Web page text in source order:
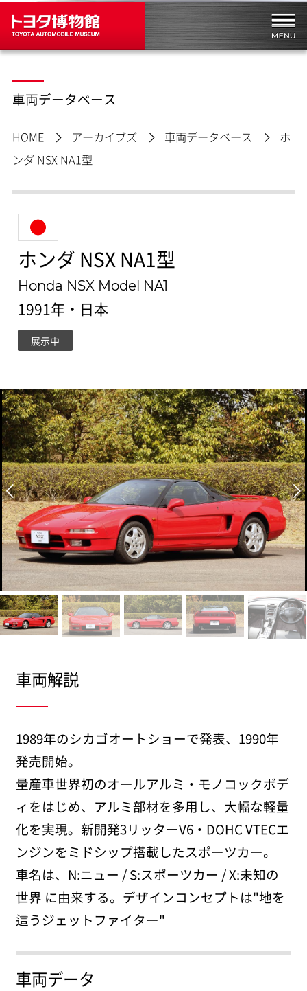
車両データベース
HOME アーカイブズ 車両データベース
ホ
ンダ NSX NA1型
ホンダ NSX NA1型
Honda NSX Model NA1
1991年・日本
展示中
 
車両解説
1989年のシカゴオートショーで発表、1990年
発売開始。
量産車世界初のオールアルミ・モノコックボデ
ィをはじめ、アルミ部材を多用し、大幅な軽量
化を実現。新開発3リッターV6・DOHC VTECエ
ンジンをミドシップ搭載したスポーツカー。
車名は、N:ニュー / S:スポーツカー / X:未知の
世界 に由来する。デザインコンセプトは"地を
這うジェットファイター"
車両データ